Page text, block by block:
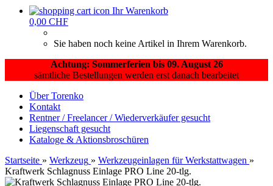
Ihr Warenkorb
0,00 CHF
Sie haben noch keine Artikel in Ihrem Warenkorb.
Achtung: Sommerferien bis 09. August 26
sämtliche Bestellungen werden erst danach bearbeitet
Über Torenko
Kontakt
Rentner / Freelancer / Wiederverkäufer gesucht
Liegenschaft gesucht
Kataloge & Aktionsbroschüren
Startseite » Werkzeug » Werkzeugeinlagen für Werkstattwagen »
Kraftwerk Schlagnuss Einlage PRO Line 20-tlg.